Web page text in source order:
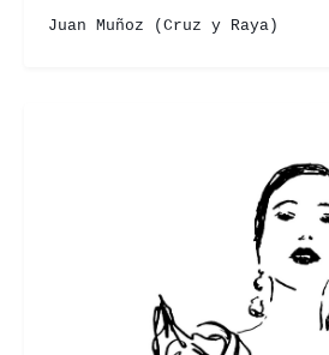
Juan Muñoz (Cruz y Raya)